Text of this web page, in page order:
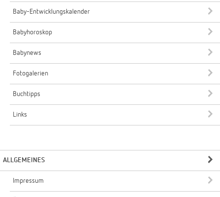
Baby-Entwicklungskalender
Babyhoroskop
Babynews
Fotogalerien
Buchtipps
Links
ALLGEMEINES
Impressum